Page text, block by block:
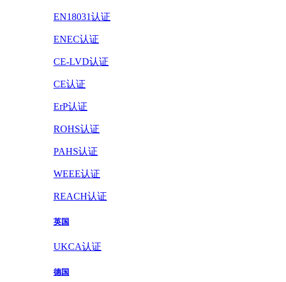
EN18031认证
ENEC认证
CE-LVD认证
CE认证
ErP认证
ROHS认证
PAHS认证
WEEE认证
REACH认证
英国
UKCA认证
德国